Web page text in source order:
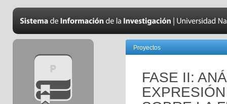
Proyectos
FASE II: